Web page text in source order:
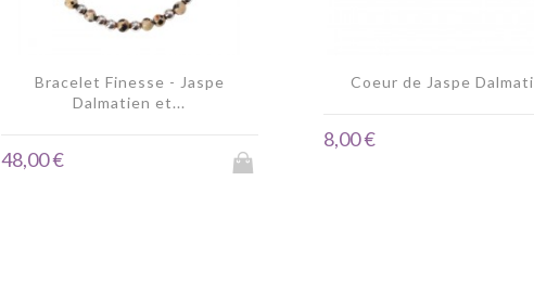
Bracelet Finesse - Jaspe
Dalmatien et...
48,00 €
Coeur de Jaspe
8,00 €